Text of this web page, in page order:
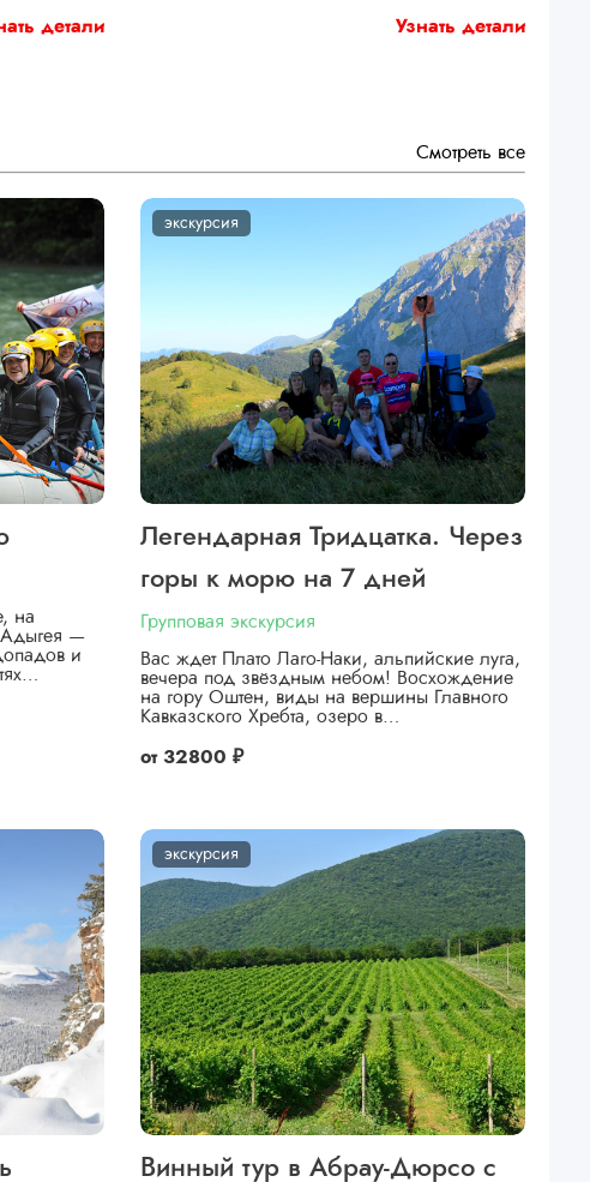
детали Узнать детали
Смотреть все
на
Адыгея —
и
экскурсия
Легендарная Тридцатка. Через
горы к морю на 7 дней
Групповая экскурсия
Вас ждет Плато Лаго-Наки, альпийские луга,
вечера под звёздным небом! Восхождение
на гору Оштен, виды на вершины Главного
Кавказского Хребта, озеро в…
от 32800 ₽
экскурсия
Винный тур в Абрау-Дюрсо с